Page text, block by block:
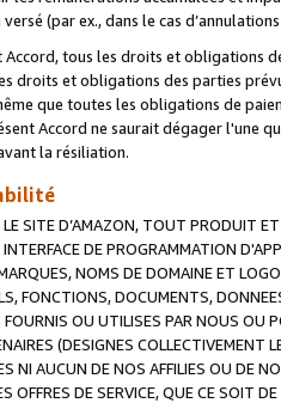
(par ex., dans le cas
tous les droits et obligations
droits et obligations des parties
que toutes les obligations de
Accord ne saurait dégager l'une
la résiliation.
LE SITE D’AMAZON, TOUT PRODUIT
DE PROGRAMMATION
NOMS DE DOMAINE ET
FONCTIONS, DOCUMENTS,
OU UTILISES PAR NOUS OU
(DESIGNES COLLECTIVEMENT
NI AUCUN DE NOS AFFILIES OU DE
OFFRES DE SERVICE, QUE CE SOIT